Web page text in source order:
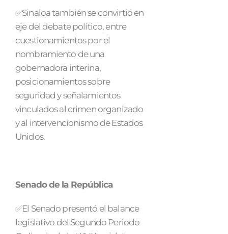
✅Sinaloa también se convirtió en
eje del debate político, entre
cuestionamientos por el
nombramiento de una
gobernadora interina,
posicionamientos sobre
seguridad y señalamientos
vinculados al crimen organizado
y al intervencionismo de Estados
Unidos.
Senado de la República
✅El Senado presentó el balance
legislativo del Segundo Periodo